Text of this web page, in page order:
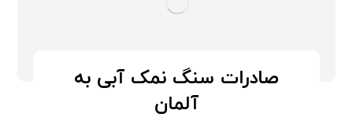
صادرات سنگ نمک آبی به
آلمان